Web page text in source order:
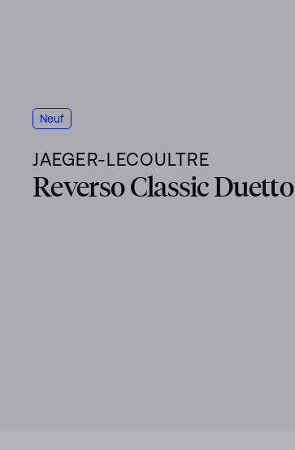
Neuf
JAEGER-LECOULTRE
Reverso Classic Duetto